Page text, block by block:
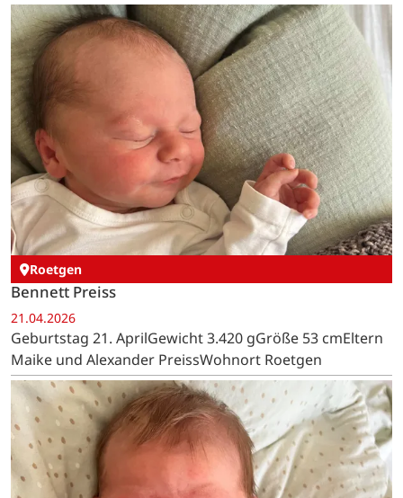
Roetgen
Bennett Preiss
21.04.2026
Geburtstag 21. AprilGewicht 3.420 gGröße 53 cmEltern
Maike und Alexander PreissWohnort Roetgen